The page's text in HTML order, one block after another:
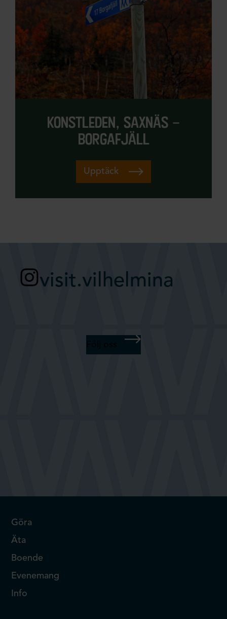
konstleden, saxnäs –
borgafjäll
Upptäck
visit.vilhelmina
Göra
Äta
Boende
Evenemang
Info